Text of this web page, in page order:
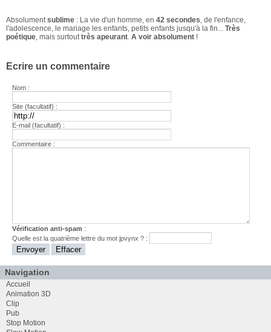
Absolumentsublime : La vie d'un homme, en 42 secondes, de l'enfance,
l'adolescence, le mariage les enfants, petits enfants jusqu'à la fin... Très
poétique, mais surtouttrès apeurant. A voir absolument !
Ecrire un commentaire
Nom :
Site (facultatif) :
E-mail (facultatif) :
Commentaire :
Vérification anti-spam :
Quelle est laquatrième lettre du motjpvynx ? :
Navigation
Accueil
Animation 3D
Clip
Pub
Stop Motion